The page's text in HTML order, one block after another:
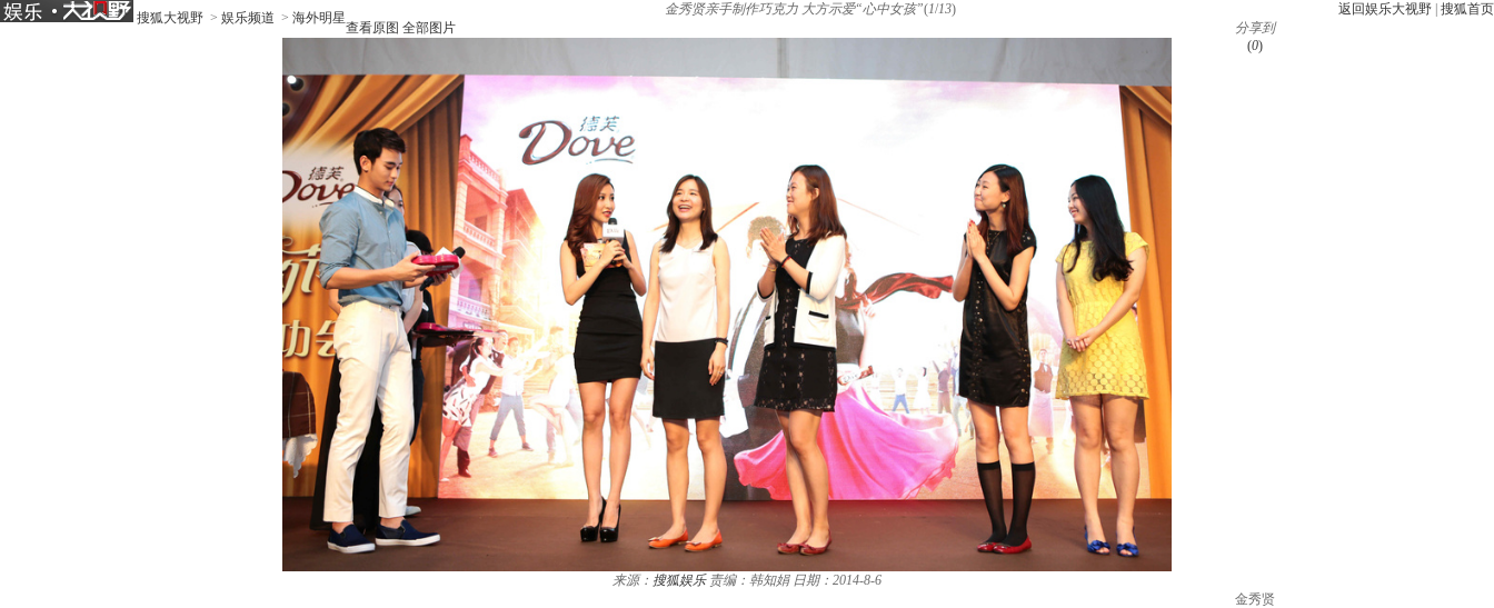
搜狐大视野 > 娱乐频道 > 海外明星
返回娱乐大视野 搜狐首页
金秀贤亲手制作巧克力 大方示爱“心中女孩”(1/13)
查看原图 全部图片
分享到
(0)
来源： 搜狐娱乐 责编：韩知娟 日期：2014-8-6
金秀贤